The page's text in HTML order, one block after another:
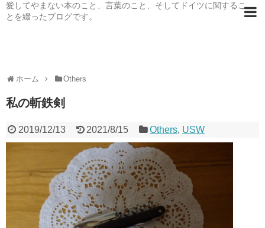
愛してやまない本のこと、言葉のこと、そしてドイツに関するこ
とを綴ったブログです。
ホーム Others
私の斬鉄剣
2019/12/13 2021/8/15 Others, USW